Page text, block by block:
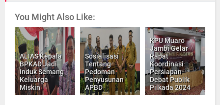
You Might Also Like:
ALIAS Kepala
BPKAD Jadi
Induk Semang
Keluarga
Miskin
Sosialisasi
Tentang
Pedoman
Penyusunan
APBD
KPU Muaro
Jambi Gelar
Rapat
Koordinasi
Persiapan
Debat Publik
Pilkada 2024